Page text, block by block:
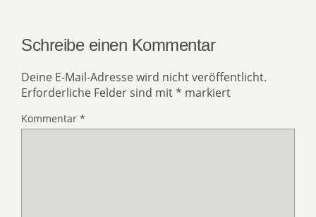
Schreibe einen Kommentar
Deine E-Mail-Adresse wird nicht veröffentlicht.
Erforderliche Felder sind mit* markiert
Kommentar *